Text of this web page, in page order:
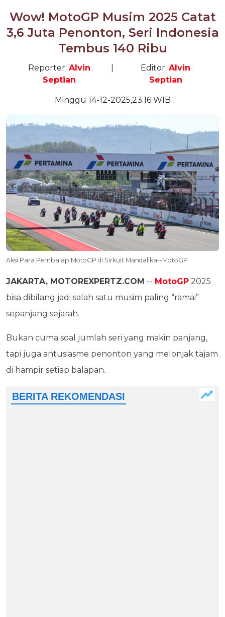
Wow! MotoGP Musim 2025 Catat
3,6 Juta Penonton, Seri Indonesia
Tembus 140 Ribu
Reporter: Alvin
Septian
Editor:Alvin
Septian
Minggu 14-12-2025,23:16 WIB
Aksi Para Pembalap MotoGP di Sirkuit Mandalika--MotoGP
JAKARTA, MOTOREXPERTZ.COM -- MotoGP 2025
bisa dibilang jadi salah satu musim paling “ramai”
sepanjang sejarah.
Bukan cuma soal jumlah seri yang makin panjang,
tapi juga antusiasme penonton yang melonjak tajam
di hampir setiap balapan.